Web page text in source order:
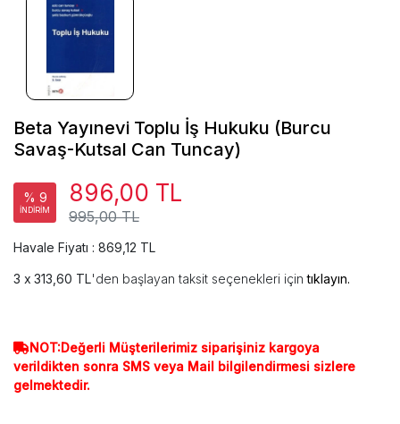
Beta Yayınevi Toplu İş Hukuku (Burcu
Savaş-Kutsal Can Tuncay)
% 9
İNDİRİM 995,00 TL
896,00 TL
Havale Fiyatı : 869,12 TL
313,60 TL'den başlayan taksit seçenekleri içintıklayın.
NOT:Değerli Müşterilerimiz siparişiniz kargoya
verildikten sonra SMS veya Mail bilgilendirmesi sizlere
gelmektedir.